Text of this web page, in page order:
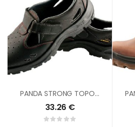
PANDA STRONG TOPOLINO S1 SRC
33.26 €